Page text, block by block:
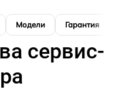
Модели Гарантия
сервис-